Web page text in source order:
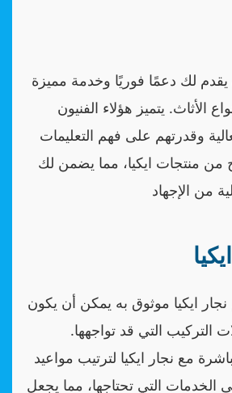
يقدم لك دعمًا فوريًا وخدمة مميزة
الأثاث. يتميز هؤلاء الفنيون
وقدرتهم على فهم التعليمات
من منتجات ايكيا، مما يضمن لك
ايكيا موثوق به يمكن أن يكون
التركيب التي قد تواجهها.
مع نجار ايكيا لترتيب مواعيد
الخدمات التي تحتاجها، مما يجعل